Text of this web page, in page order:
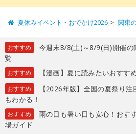
夏休みイベント・おでかけ2026 関東
おすすめ
今週末8/8(土)～8/9(日)開催の
覧
おすすめ 【漫画】夏に読みたいおすす
おすすめ
【2026年版】全国の夏祭り
もわかる！
おすすめ
雨の日も暑い日も安心！おす
場ガイド